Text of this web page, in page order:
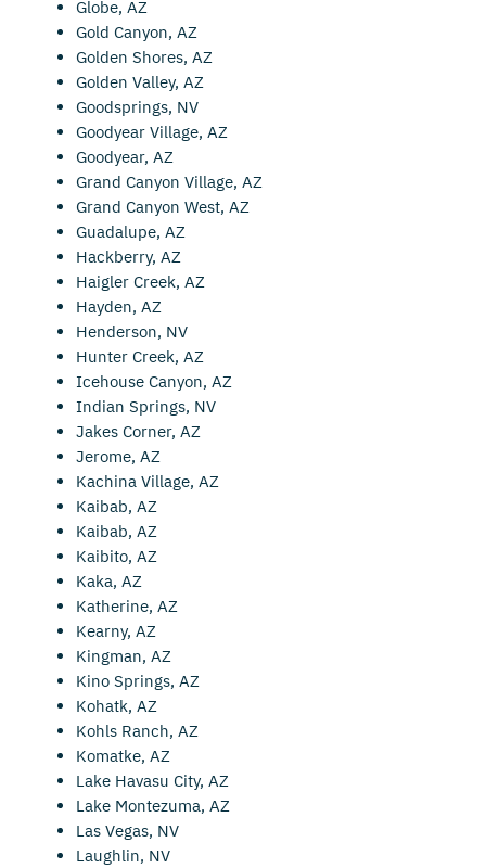
Globe, AZ
Gold Canyon, AZ
Golden Shores, AZ
Golden Valley, AZ
Goodsprings, NV
Goodyear Village, AZ
Goodyear, AZ
Grand Canyon Village, AZ
Grand Canyon West, AZ
Guadalupe, AZ
Hackberry, AZ
Haigler Creek, AZ
Hayden, AZ
Henderson, NV
Hunter Creek, AZ
Icehouse Canyon, AZ
Indian Springs, NV
Jakes Corner, AZ
Jerome, AZ
Kachina Village, AZ
Kaibab, AZ
Kaibab, AZ
Kaibito, AZ
Kaka, AZ
Katherine, AZ
Kearny, AZ
Kingman, AZ
Kino Springs, AZ
Kohatk, AZ
Kohls Ranch, AZ
Komatke, AZ
Lake Havasu City, AZ
Lake Montezuma, AZ
Las Vegas, NV
Laughlin, NV